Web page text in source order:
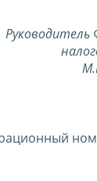
Руководитель